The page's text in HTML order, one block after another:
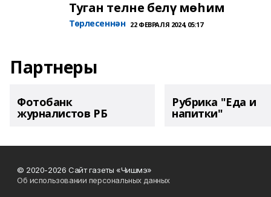
Туган телне белү мөһим
Төрлесеннән 22 ФЕВРАЛЯ 2024, 05:17
Партнеры
Фотобанк
журналистов РБ
Рубрика "Еда и
напитки"
© 2020-2026 Сайт газеты «Чишмэ»
Об использовании персональных данных